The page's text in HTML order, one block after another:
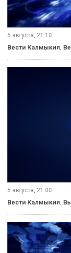
5 августа, 21:10
Вести Калмыкия.
5 августа, 21:00
Вести Калмыкия.